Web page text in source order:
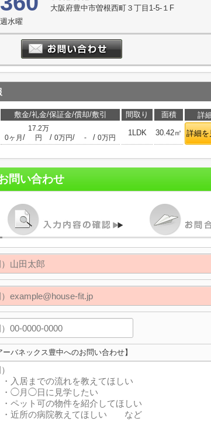
大阪府豊中市曽根西町３丁目1-5-１F
水曜
敷金/礼金/保証金/償却/敷引 間取り 面積 詳
0ヶ月 /
17.2万
円
/ 0万円/ - / 0万円
1LDK 30.42㎡ 詳細を
問い合わせ
ーバネックス豊中へのお問い合わせ】